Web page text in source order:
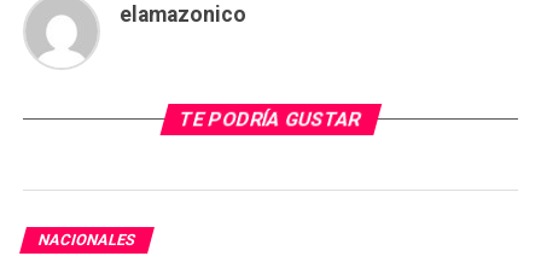
elamazonico
TE PODRÍA GUSTAR
NACIONALES